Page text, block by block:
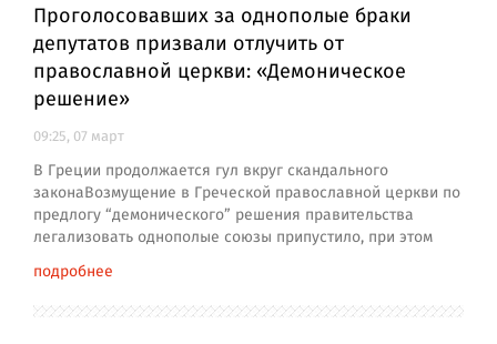
Проголосовавших за однополые браки
депутатов призвали отлучить от
православной церкви: «Демоническое
решение»
09:25, 07 март
В Греции продолжается гул вкруг скандального
законаВозмущение в Греческой православной церкви по
предлогу “демонического” решения правительства
легализовать однополые союзы припустило, при этом
подробнее